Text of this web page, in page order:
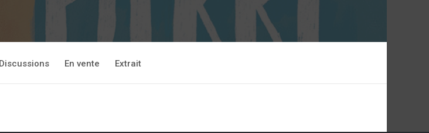
Discussions En vente Extrait